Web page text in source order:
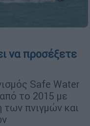
να προσέξετε
Safe Water
το 2015 με
πνιγμών και